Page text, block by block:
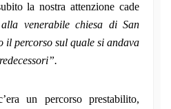
la nostra attenzione cade
venerabile chiesa di San
il percorso sul quale si andava
un percorso prestabilito,